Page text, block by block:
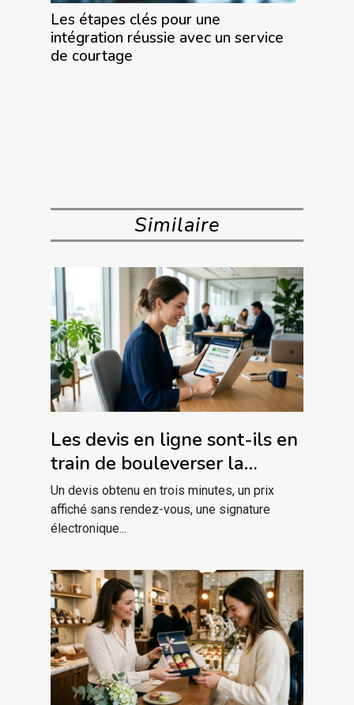
Les étapes clés pour une
intégration réussie avec un service
de courtage
Similaire
Les devis en ligne sont-ils en
train de bouleverser la
confiance client ?
Un devis obtenu en trois minutes, un prix
affiché sans rendez-vous, une signature
électronique...